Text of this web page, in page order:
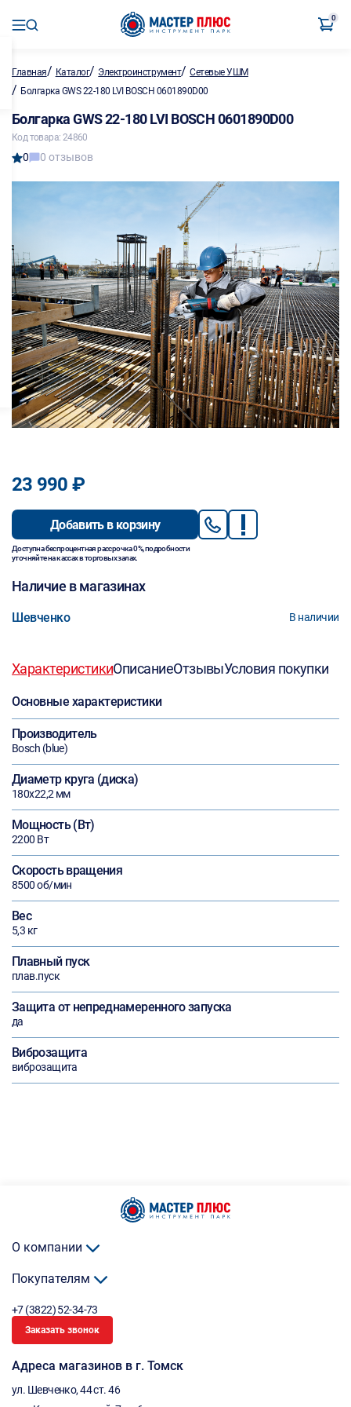
0
Главная/ Каталог/ Электроинструмент/Сетевые УШМ
/ Болгарка GWS 22-180 LVI BOSCH 0601890D00
Болгарка GWS 22-180 LVI BOSCH 0601890D00
Код товара: 24860
0 0 отзывов
23 990 ₽
Добавить в корзину
Доступна беспроцентная рассрочка 0%, подробности
уточняйте на кассах в торговых залах.
Наличие в магазинах
Шевченко В наличии
ХарактеристикиОписаниеОтзывыУсловия покупки
Основные характеристики
Производитель
Bosch (blue)
Диаметр круга (диска)
180х22,2 мм
Мощность (Вт)
2200 Вт
Скорость вращения
8500 об/мин
Вес
5,3 кг
Плавный пуск
плав.пуск
Защита от непреднамеренного запуска
да
Виброзащита
виброзащита
О компании
Покупателям
+7 (3822) 52-34-73
Заказать звонок
Адреса магазинов в г. Томск
ул. Шевченко, 44 ст. 46